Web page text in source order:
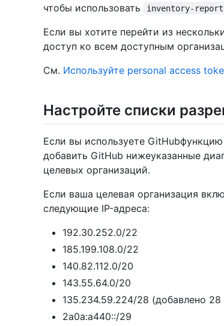
чтобы использовать
inventory-report
Если вы хотите перейти из
доступ ко всем доступным
См. Используйте personal access
Настройте списки
Если вы используете
добавить GitHub нижеуказанные
целевых организаций.
Если ваша целевая организация
следующие IP-адреса:
192.30.252.0/22
185.199.108.0/22
140.82.112.0/20
143.55.64.0/20
135.234.59.224/28 (добавлено
2a0a:a440::/29